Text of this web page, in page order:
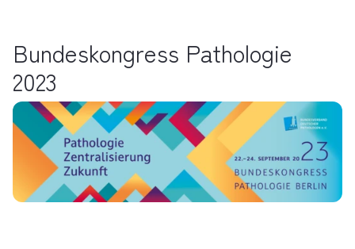
Bundeskongress Pathologie
2023